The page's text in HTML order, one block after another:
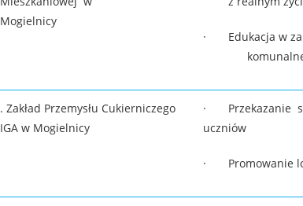
Mogielnicy
· Edukacja w
. Zakład Przemysłu Cukierniczego
IGA w Mogielnicy
· Przekazanie
uczniów
· Promowanie